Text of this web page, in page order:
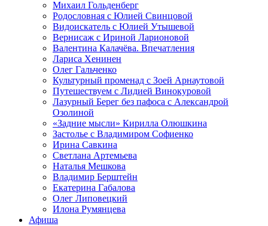
Михаил Гольденберг
Родословная с Юлией Свинцовой
Видоискатель с Юлией Утышевой
Вернисаж с Ириной Ларионовой
Валентина Калачёва. Впечатления
Лариса Хенинен
Олег Гальченко
Культурный променад с Зоей Арнаутовой
Путешествуем с Лидией Винокуровой
Лазурный Берег без пафоса с Александрой
Озолиной
«Задние мысли» Кирилла Олюшкина
Застолье с Владимиром Софиенко
Ирина Савкина
Светлана Артемьева
Наталья Мешкова
Владимир Берштейн
Екатерина Габалова
Олег Липовецкий
Илона Румянцева
Афиша